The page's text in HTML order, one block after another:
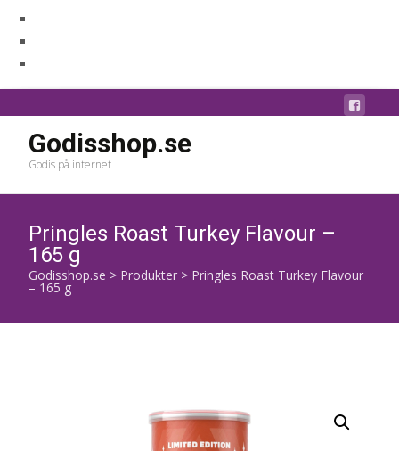
Godisshop.se
Godis på internet
Pringles Roast Turkey Flavour –
165 g
Godisshop.se > Produkter > Pringles Roast Turkey Flavour
– 165 g